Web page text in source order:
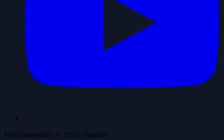
Med ensamrätt | © 2026 eMabler